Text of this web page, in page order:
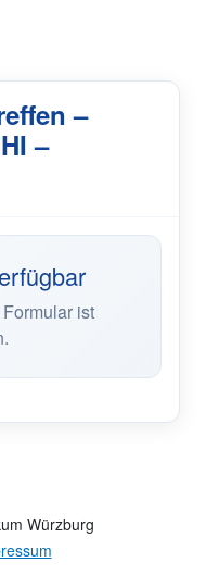
–
–
ist
Würzburg